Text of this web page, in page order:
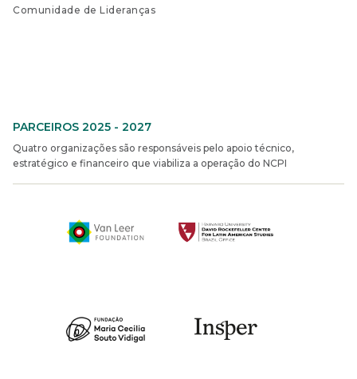
Comunidade de Lideranças
PARCEIROS 2025 - 2027
Quatro organizações são responsáveis pelo apoio técnico,
estratégico e financeiro que viabiliza a operação do NCPI